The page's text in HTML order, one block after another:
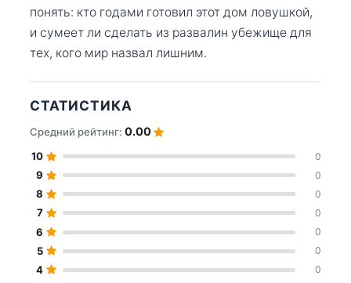
понять: кто годами готовил этот дом ловушкой,
и сумеет ли сделать из развалин убежище для
тех, кого мир назвал лишним.
СТАТИСТИКА
Средний рейтинг: 0.00
10 0
9 0
8 0
7 0
6 0
5 0
4 0